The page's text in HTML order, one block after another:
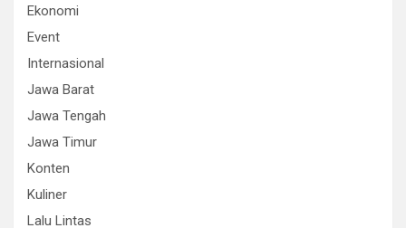
Ekonomi
Event
Internasional
Jawa Barat
Jawa Tengah
Jawa Timur
Konten
Kuliner
Lalu Lintas